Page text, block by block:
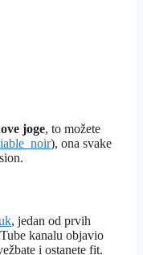
joge, to možete
), ona svake
, jedan od prvih
kanalu objavio
i ostanete fit.